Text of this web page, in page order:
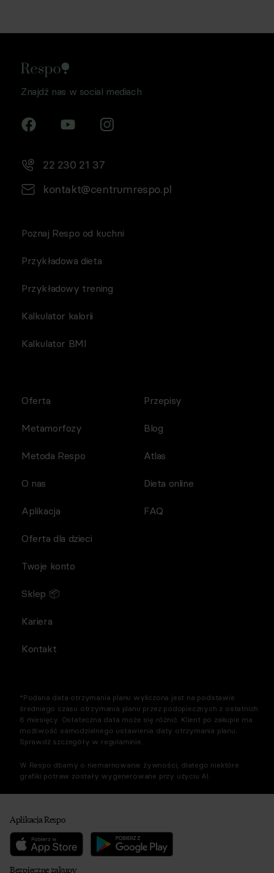
Znajdź nas w social mediach
22 230 21 37
kontakt@centrumrespo.pl
Poznaj Respo od kuchni
Przykładowa dieta
Przykładowy trening
Kalkulator kalorii
Kalkulator BMI
Oferta
Metamorfozy
Metoda Respo
O nas
Aplikacja
Przepisy
Blog
Atlas
Dieta online
FAQ
Oferta dla dzieci
Twoje konto
Sklep 📦
Kariera
Kontakt
*Podana data otrzymania planu wyliczona jest na podstawie
średniego czasu otrzymania planu przez podopiecznych z ostatnich
6 miesięcy. Ostateczna data może się różnić. Klient po zakupie ma
możliwość samodzielnego ustawienia daty otrzymania planu.
Sprawdź szczegóły w regulaminie.
W Respo dbamy o niemarnowanie żywności, dlatego niektóre
grafiki potraw zostały wygenerowane przy użyciu AI.
Aplikacja Respo
Bezpieczne zakupy